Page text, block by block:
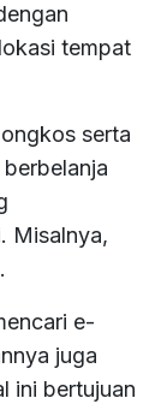
tempat
serta
Misalnya,
e-
juga
ini bertujuan